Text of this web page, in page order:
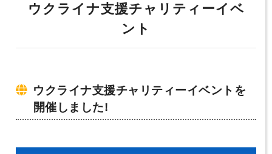
ウクライナ支援チャリティーイベ
ント
ウクライナ支援チャリティーイベントを
開催しました!